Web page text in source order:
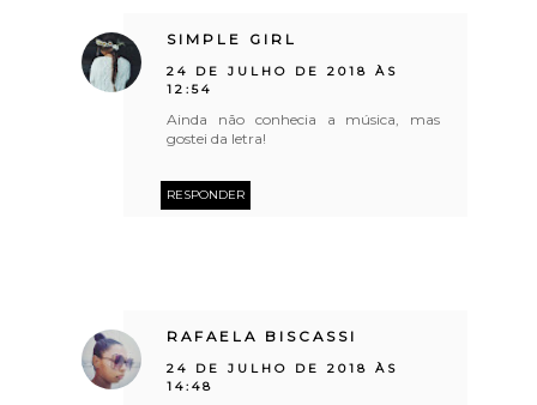
SIMPLE GIRL
24 DE JULHO DE 2018 ÀS
12:54
Ainda não conhecia a música, mas
gostei da letra!
RESPONDER
RAFAELA BISCASSI
24 DE JULHO DE 2018 ÀS
14:48